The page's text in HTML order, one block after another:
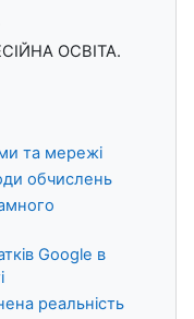
ОСВІТА.
та мережі
обчислень
Google в
реальність